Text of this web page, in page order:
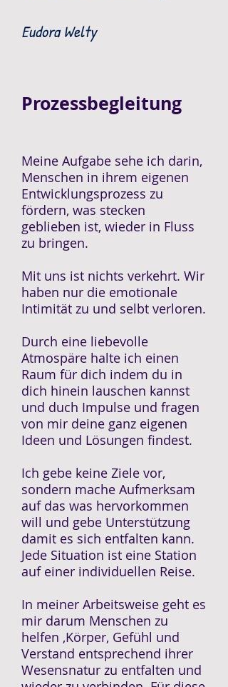
Eudora Welty
Prozessbegleitung
Meine Aufgabe sehe ich darin,
Menschen in ihrem eigenen
Entwicklungsprozess zu
fördern, was stecken
geblieben ist, wieder in Fluss
zu bringen.
Mit uns ist nichts verkehrt. Wir
haben nur die emotionale
Intimität zu und selbt verloren.
Durch eine liebevolle
Atmospäre halte ich einen
Raum für dich indem du in
dich hinein lauschen kannst
und duch Impulse und fragen
von mir deine ganz eigenen
Ideen und Lösungen findest.
Ich gebe keine Ziele vor,
sondern mache Aufmerksam
auf das was hervorkommen
will und gebe Unterstützung
damit es sich entfalten kann.
Jede Situation ist eine Station
auf einer individuellen Reise.
In meiner Arbeitsweise geht es
mir darum Menschen zu
helfen ,Körper, Gefühl und
Verstand entsprechend ihrer
Wesensnatur zu entfalten und